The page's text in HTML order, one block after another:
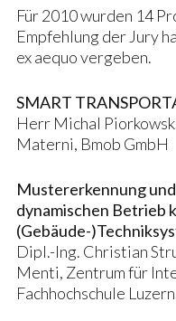
Für 2010 wurden 14
Empfehlung der Jury
ex aequo vergeben.
SMART
Herr Michal
Materni, Bmob GmbH
Mustererkennung
dynamischen Betrieb
(Gebäude-
Dipl.-Ing. Christian
Menti, Zentrum für
Fachhochschule